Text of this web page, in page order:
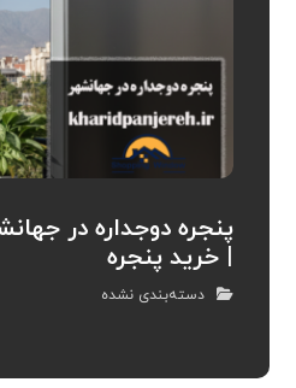
| خرید پنجره
دسته‌بندی نشده